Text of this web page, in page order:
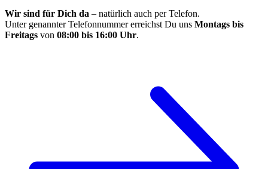
Wir sind für Dich da – natürlich auch per Telefon.
Unter genannter Telefonnummer erreichst Du uns Montags bis
Freitags von 08:00 bis 16:00 Uhr.